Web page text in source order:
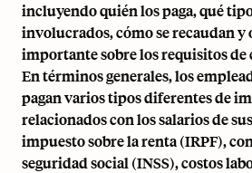
incluyendo quién los paga, qué
involucrados, cómo se recaudan
importante sobre los requisitos
En términos generales, los
pagan varios tipos diferentes de
relacionados con los salarios de
impuesto sobre la renta (IRPF),
seguridad social (INSS), costos